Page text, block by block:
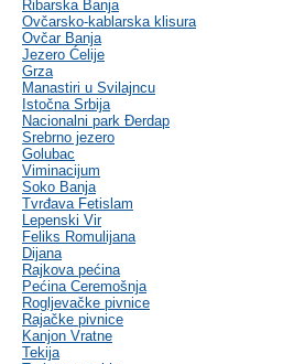
Ribarska Banja
Ovčarsko-kablarska klisura
Ovčar Banja
Jezero Ćelije
Grza
Manastiri u Svilajncu
Istočna Srbija
Nacionalni park Đerdap
Srebrno jezero
Golubac
Viminacijum
Soko Banja
Tvrđava Fetislam
Lepenski Vir
Feliks Romulijana
Dijana
Rajkova pećina
Pećina Ceremošnja
Rogljevačke pivnice
Rajačke pivnice
Kanjon Vratne
Tekija